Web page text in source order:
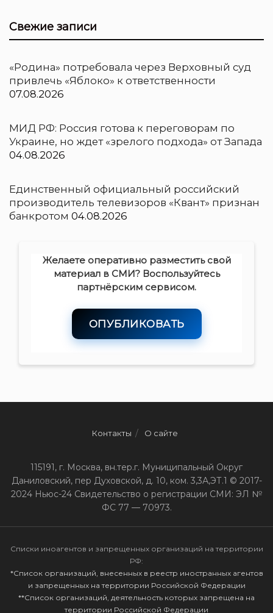
Свежие записи
«Родина» потребовала через Верховный суд
привлечь «Яблоко» к ответственности
07.08.2026
МИД РФ: Россия готова к переговорам по
Украине, но ждет «зрелого подхода» от Запада
04.08.2026
Единственный официальный российский
производитель телевизоров «Квант» признан
банкротом 04.08.2026
Желаете оперативно разместить свой
материал в СМИ? Воспользуйтесь
партнёрским сервисом.
ОПУБЛИКОВАТЬ
Контакты О сайте
115191, г. Москва, вн.тер.г. Муниципальный Округ
Даниловский, пер Духовской, д. 10, ком. 3,3А,ЭТ.1 © 2017-
2024 Ньюс-24 Свидетельство о регистрации СМИ: ЭЛ №
ФС 77 — 70973.
Списки иноагентов и запрещенных организаций на территории
РФ:
*Список организаций, внесенных в реестр иностранных агентов
и запрещенных на территории Российской Федерации
**Список организаций, деятельность которых запрещена на
территории Российской Федерации